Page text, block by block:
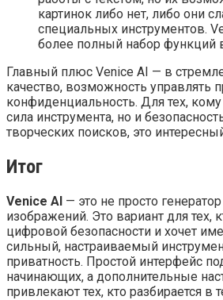
картинок либо нет, либо они
специальных инструментов.
более полный набор функций
Главный плюс Venice AI — в
качество, возможность управлять
конфиденциальность. Для тех,
сила инструмента, но и
творческих поисков, это
Итог
Venice AI — это не просто
изображений. Это вариант для тех,
цифровой безопасности и хочет
сильный, настраиваемый
приватность. Простой интерфейс
начинающих, а дополнительные
привлекают тех, кто разбирается в